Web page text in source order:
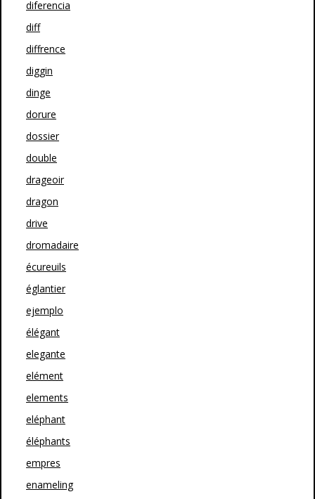
diferencia
diff
diffrence
diggin
dinge
dorure
dossier
double
drageoir
dragon
drive
dromadaire
écureuils
églantier
ejemplo
élégant
elegante
elément
elements
eléphant
éléphants
empres
enameling